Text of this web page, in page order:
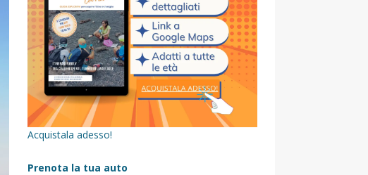
Acquistala adesso!
Prenota la tua auto